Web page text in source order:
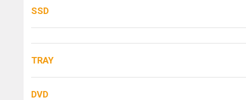
SSD
TRAY
DVD